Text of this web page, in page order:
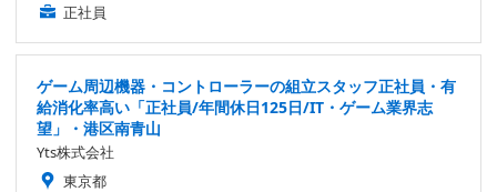
正社員
ゲーム周辺機器・コントローラーの組立スタッフ正社員・有
給消化率高い「正社員/年間休日125日/IT・ゲーム業界志
望」・港区南青山
Yts株式会社
東京都